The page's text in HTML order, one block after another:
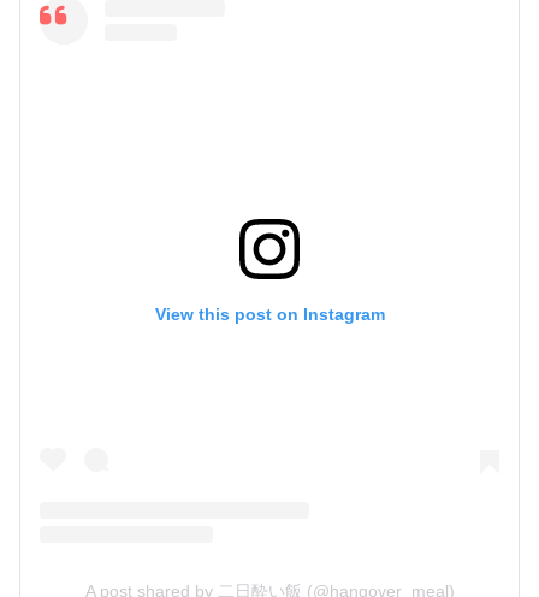
View this post on Instagram
A post shared by 二日酔い飯 (@hangover_meal)